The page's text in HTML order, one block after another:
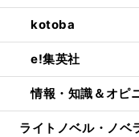
kotoba
e!集英社
情報・知識＆オピ
ライトノベル・ノベ